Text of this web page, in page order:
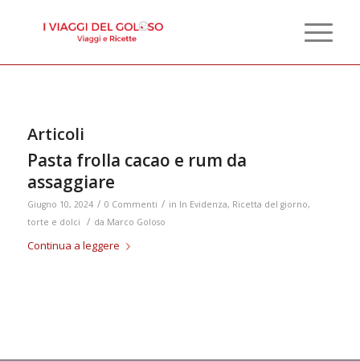
Articoli
Pasta frolla cacao e rum da
assaggiare
Giugno 10, 2024 / 0 Commenti / in In Evidenza, Ricetta del giorno,
torte e dolci
/ da Marco Goloso
Continua a leggere